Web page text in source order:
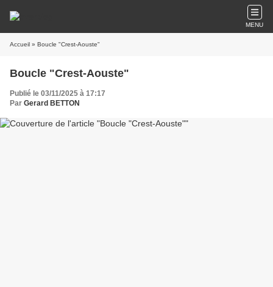
MENU
Accueil » Boucle "Crest-Aouste"
Boucle "Crest-Aouste"
Publié le 03/11/2025 à 17:17
Par Gerard BETTON